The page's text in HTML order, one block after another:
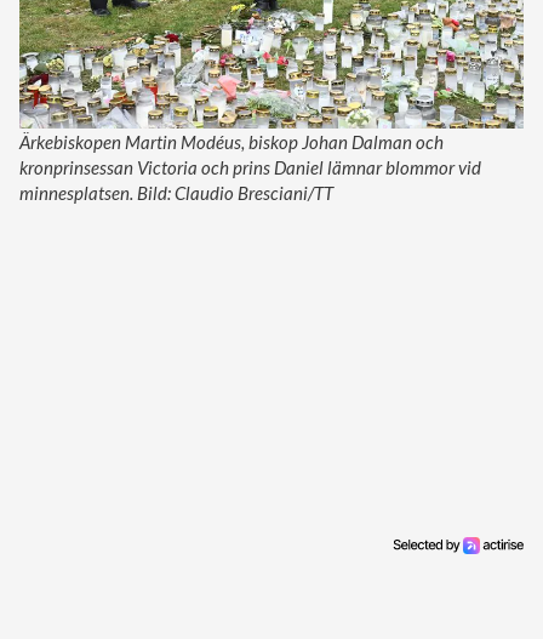
Ärkebiskopen Martin Modéus, biskop Johan Dalman och
kronprinsessan Victoria och prins Daniel lämnar blommor vid
minnesplatsen. Bild: Claudio Bresciani/TT